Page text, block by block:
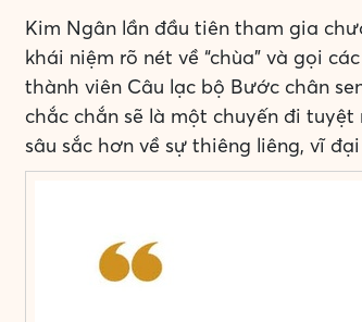
Kim Ngân lần đầu tiên tham gia
khái niệm rõ nét về “chùa” và gọi
thành viên Câu lạc bộ Bước chân
chắc chắn sẽ là một chuyến đi
sâu sắc hơn về sự thiêng liêng, vĩ